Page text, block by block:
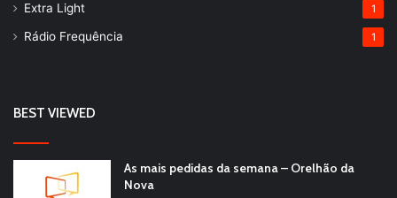
Extra Light 1
Rádio Frequência 1
BEST VIEWED
As mais pedidas da semana – Orelhão da
Nova